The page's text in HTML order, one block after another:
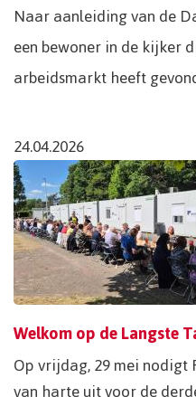
Naar aanleiding van de
een bewoner in de kijker
arbeidsmarkt heeft
24.04.2026
Op vrijdag, 29 mei nodigt